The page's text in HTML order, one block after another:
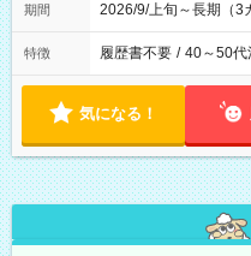
期間 2026/9/上旬～長期（
特徴 履歴書不要 / 40～50代
気になる！